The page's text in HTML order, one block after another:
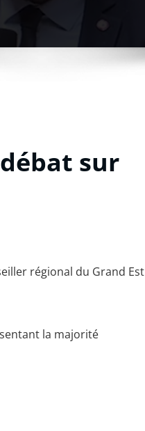
sur
régional du Grand Est
la majorité